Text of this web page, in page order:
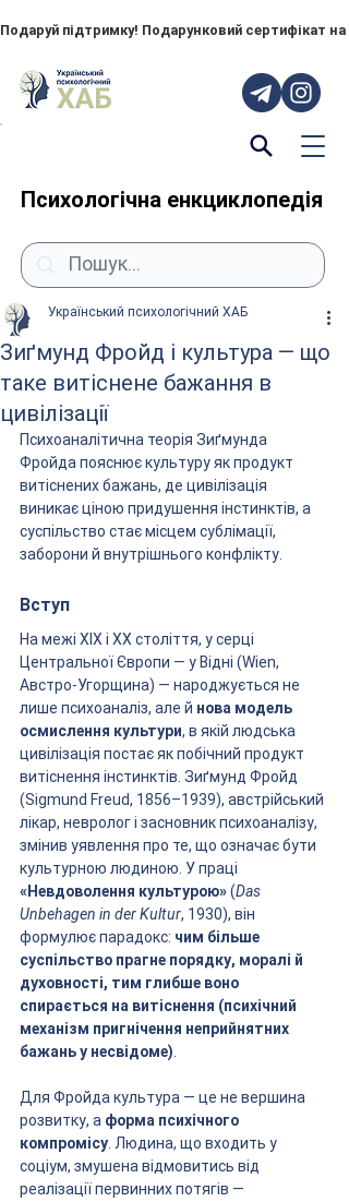
Подаруй підтримку! Подарунковий сертифікат
Психологічна енкциклопедія
Зиґмунд Фройд і культура — що
таке витіснене бажання в
цивілізації
Український психологічний ХАБ
Психоаналітична теорія Зиґмунда
Фройда пояснює культуру як продукт
витіснених бажань, де цивілізація
виникає ціною придушення інстинктів, а
суспільство стає місцем сублімації,
заборони й внутрішнього конфлікту.
Вступ
На межі ХІХ і ХХ століття, у серці
Центральної Європи — у Відні (Wien,
Австро-Угорщина) — народжується не
лише психоаналіз, але й нова модель
осмислення культури, в якій людська
цивілізація постає як побічний продукт
витіснення інстинктів. Зиґмунд Фройд
(Sigmund Freud, 1856–1939), австрійський
лікар, невролог і засновник психоаналізу,
змінив уявлення про те, що означає бути
культурною людиною. У праці
«Невдоволення культурою» (Das
Unbehagen in der Kultur, 1930), він
формулює парадокс: чим більше
суспільство прагне порядку, моралі й
духовності, тим глибше воно
спирається на витіснення (психічний
механізм пригнічення неприйнятних
бажань у несвідоме)
Для Фройда культура — це не вершина
розвитку, а форма психічного
компромісу . Людина, що входить у
соціум, змушена відмовитись від
реалізації первинних потягів —